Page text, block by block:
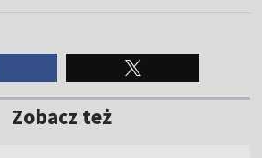
Zobacz też